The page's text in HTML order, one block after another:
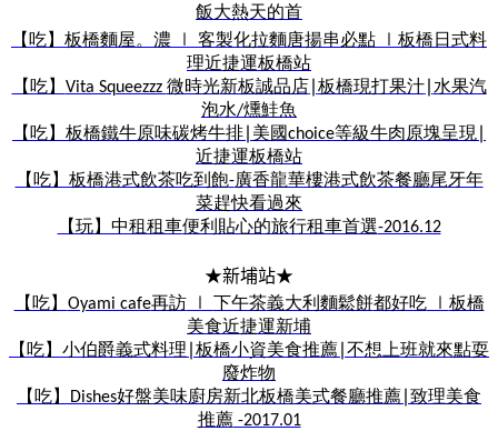
飯大熱天的首
【吃】板橋麵屋。濃 客製化拉麵唐揚串必點
板橋日式料
理近捷運板橋站
【吃】 Vita Squeezzz 微時光新板誠品店∣ 板橋現打果汁∣ 水果汽
泡水/燻鮭魚
【吃】板橋鐵牛原味碳烤牛排 美國choice等級牛肉原塊呈現
近捷運板橋站
【吃】板橋港式飲茶吃到飽-廣香龍華樓港式飲茶餐廳尾牙年
菜趕快看過來
【玩】中租租車便利貼心的旅行租車首選-2016.12
★新埔站★
【吃】 Oyami cafe再訪∣ 下午茶義大利麵鬆餅都好吃∣ 板橋
美食近捷運新埔
【吃】小伯爵義式料理 板橋小資美食推薦 不想上班就來點耍
廢炸物
【吃】
Dishes好盤美味廚房新北板橋美式餐廳推薦 致理美食
推薦 -2017.01